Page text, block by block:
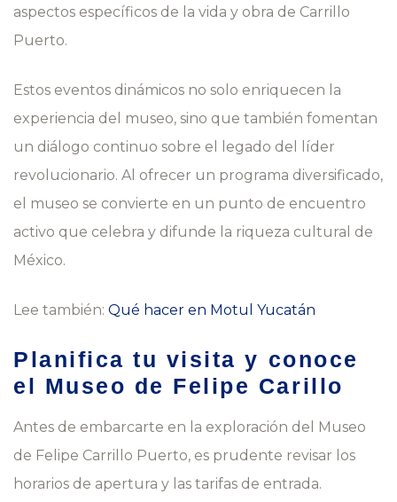
aspectos específicos de la vida y obra de Carrillo
Puerto.
Estos eventos dinámicos no solo enriquecen la
experiencia del museo, sino que también fomentan
un diálogo continuo sobre el legado del líder
revolucionario. Al ofrecer un programa diversificado,
el museo se convierte en un punto de encuentro
activo que celebra y difunde la riqueza cultural de
México.
Lee también: Qué hacer en Motul Yucatán
Planifica tu visita y conoce
el Museo de Felipe Carillo
Antes de embarcarte en la exploración del Museo
de Felipe Carrillo Puerto, es prudente revisar los
horarios de apertura y las tarifas de entrada.